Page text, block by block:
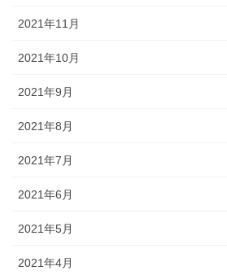
2021年11月
2021年10月
2021年9月
2021年8月
2021年7月
2021年6月
2021年5月
2021年4月